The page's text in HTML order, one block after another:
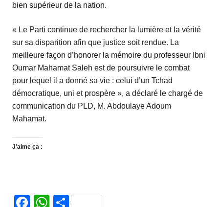
bien supérieur de la nation.
« Le Parti continue de rechercher la lumière et la vérité
sur sa disparition afin que justice soit rendue. La
meilleure façon d’honorer la mémoire du professeur Ibni
Oumar Mahamat Saleh est de poursuivre le combat
pour lequel il a donné sa vie : celui d’un Tchad
démocratique, uni et prospère », a déclaré le chargé de
communication du PLD, M. Abdoulaye Adoum
Mahamat.
J’aime ça :
Facebook
WhatsApp
Partager